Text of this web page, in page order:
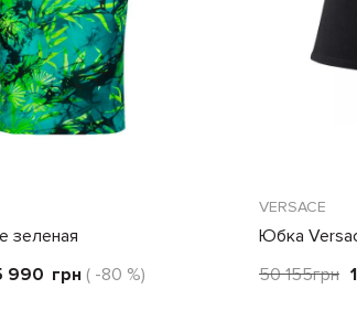
зеленая
990 грн ( -80 %)
VERSACE
Юбка
50 155грн